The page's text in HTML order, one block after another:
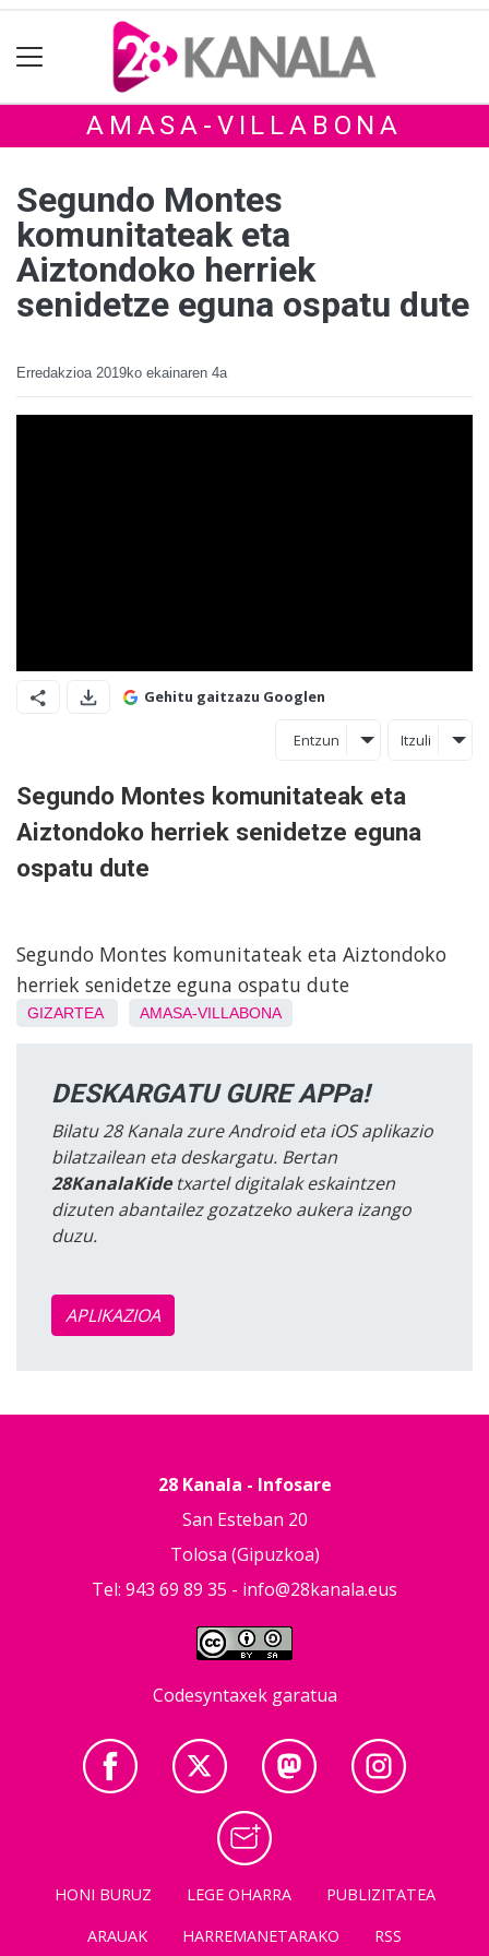
AMASA-VILLABONA
Segundo Montes
komunitateak eta
Aiztondoko herriek
senidetze eguna ospatu dute
Erredakzioa 2019ko ekainaren 4a
Gehitu gaitzazu Googlen
Entzun Itzuli
Segundo Montes komunitateak eta
Aiztondoko herriek senidetze eguna
ospatu dute
Segundo Montes komunitateak eta Aiztondoko
herriek senidetze eguna ospatu dute
GIZARTEA AMASA-VILLABONA
DESKARGATU GURE APPa!
Bilatu 28 Kanala zure Android eta iOS aplikazio
bilatzailean eta deskargatu. Bertan
28KanalaKidetxartel digitalak eskaintzen
dizuten abantailez gozatzeko aukera izango
duzu.
APLIKAZIOA
28 Kanala - Infosare
San Esteban 20
Tolosa (Gipuzkoa)
Tel: 943 69 89 35 - info@28kanala.eus
Codesyntaxek garatua
HONI BURUZ LEGE OHARRA
PUBLIZITATEA
ARAUAK
HARREMANETARAKO RSS